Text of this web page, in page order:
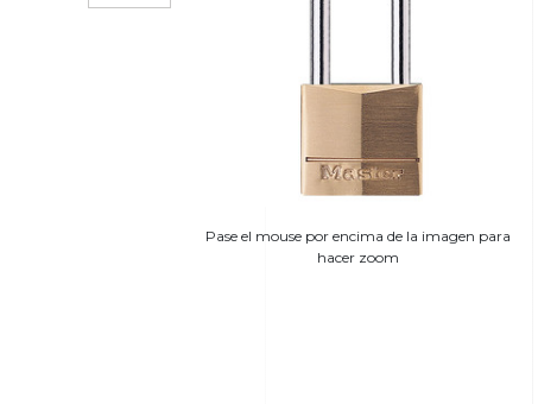
Pase el mouse por encima de la imagen para
hacer zoom